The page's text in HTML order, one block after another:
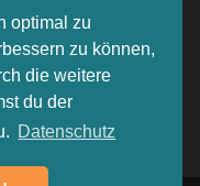
optimal zu
zu können,
die weitere
du der
Datenschutz
Rätsel online
Quizfragen online